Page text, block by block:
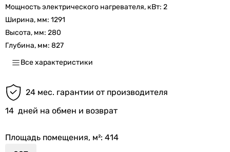
Мощность электрического нагревателя, кВт: 2
Ширина, мм: 1291
Высота, мм: 280
Глубина, мм: 827
Все характеристики
24 мес. гарантии от производителя
14 дней на обмен и возврат
Площадь помещения, м²: 414